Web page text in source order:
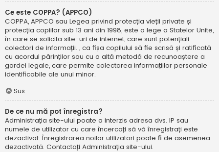
Ce este COPPA? (APPCO)
COPPA, APPCO sau Legea privind protecția vieții private și
protecția copiilor sub 13 ani din 1998, este o lege a Statelor Unite,
în care se solicită site-uri de internet, care sunt potențiali
colectori de informații. , ca fișa copilului să fie scrisă și ratificată
cu acordul părinților sau cu o altă metodă de recunoaștere a
gardei legale, care permite colectarea informațiilor personale
identificabile ale unui minor.
Sus
De ce nu mă pot înregistra?
Administrația site-ului poate a interzis adresa dvs. IP sau
numele de utilizator cu care încercați să vă înregistrați este
dezactivat. Înregistrarea noilor utilizatori poate fi de asemenea
dezactivată. Contactați Administrația site-ului.